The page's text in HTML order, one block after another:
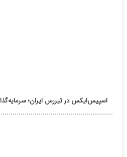
اسپیس‌ایکس در تیررس ایران؛